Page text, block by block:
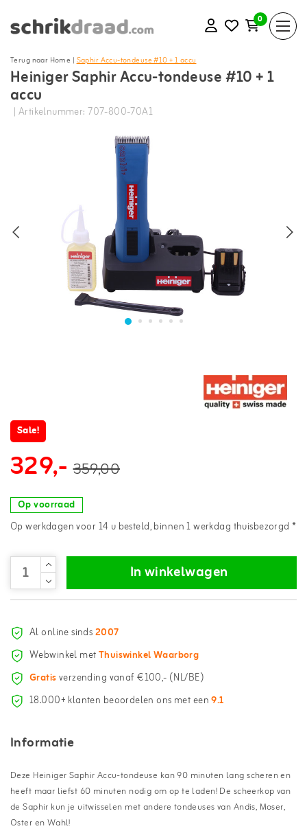
0
Terug naar Home |Saphir Accu-tondeuse #10 + 1 accu
Heiniger Saphir Accu-tondeuse #10 + 1
accu
| Artikelnummer: 707-800-70A1
Sale!
329,- 359,00
Op voorraad
Op werkdagen voor 14 u besteld, binnen 1 werkdag thuisbezorgd *
In winkelwagen
Al online sinds2007
Webwinkel metThuiswinkel Waarborg
Gratisverzending vanaf €100,- (NL/BE)
18.000+ klanten beoordelen ons met een9.1
Informatie
Deze Heiniger Saphir Accu-tondeuse kan 90 minuten lang scheren en
heeft maar liefst 60 minuten nodig om op te laden! De scheerkop van
de Saphir kun je uitwisselen met andere tondeuses van Andis, Moser,
Oster en Wahl!